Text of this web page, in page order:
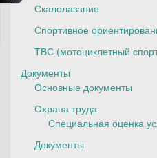
Скалолазание
Спортивное
ТВС (мотоциклетный
Документы
Основные документы
Охрана труда
Специальная оценка
Документы